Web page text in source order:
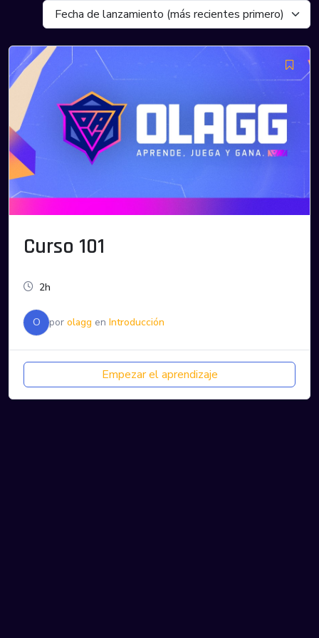
Fecha de lanzamiento (más recientes primero)
Curso 101
2h
O por olagg en Introducción
Empezar el aprendizaje